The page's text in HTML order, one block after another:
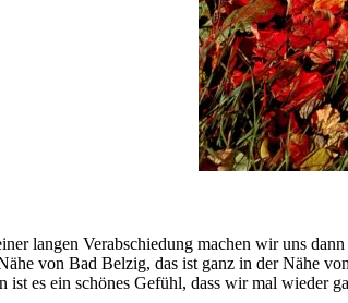
langen Verabschiedung machen wir uns
von Bad Belzig, das ist ganz in der Nähe
ist es ein schönes Gefühl, dass wir mal wieder